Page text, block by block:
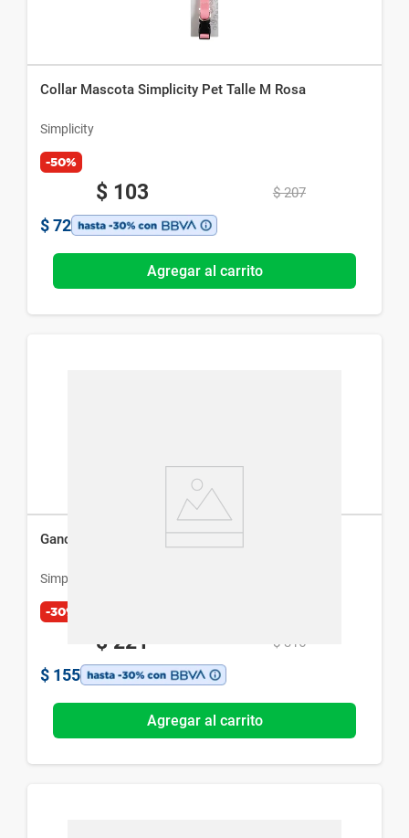
Collar Mascota Simplicity Pet Talle M Rosa
Simplicity
-50%
$ 103 $ 207
$ 72
Agregar al carrito
Gancho de Madera Simplicity Arcoiris Grande
Simplicity
-30%
$ 221 $ 316
$ 155
Agregar al carrito